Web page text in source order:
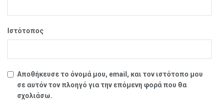
Ιστότοπος
Αποθήκευσε το όνομά μου, email, και τον ιστότοπο μου
σε αυτόν τον πλοηγό για την επόμενη φορά που θα
σχολιάσω.